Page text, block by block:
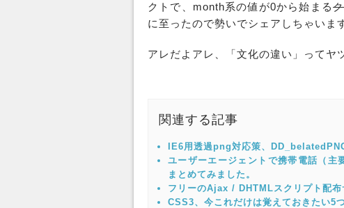
クトで、month系の値が0から始まる
に至ったので勢いでシェアしちゃいま
アレだよアレ、「文化の違い」ってヤ
関連する記事
IE6用透過png対応策、
ユーザーエージェントで携帯電話（主
まとめてみました。
フリーのAjax / DHTMLスクリプト配布
CSS3、今これだけは覚えておきたい5